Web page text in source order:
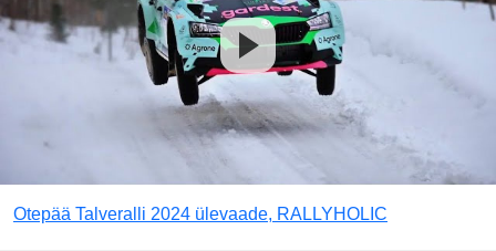
Otepää Talveralli 2024 ülevaade, RALLYHOLIC